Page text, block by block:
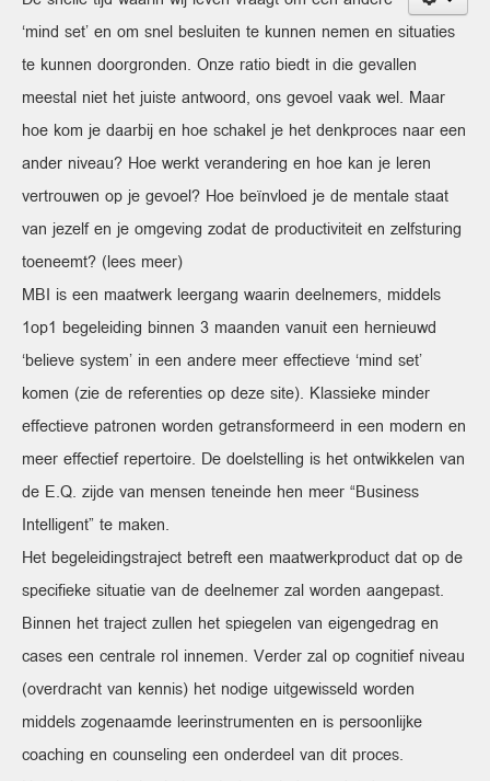
‘mind set’ en om snel besluiten te kunnen nemen en situaties
te kunnen doorgronden. Onze ratio biedt in die gevallen
meestal niet het juiste antwoord, ons gevoel vaak wel. Maar
hoe kom je daarbij en hoe schakel je het denkproces naar een
ander niveau? Hoe werkt verandering en hoe kan je leren
vertrouwen op je gevoel? Hoe beïnvloed je de mentale staat
van jezelf en je omgeving zodat de productiviteit en zelfsturing
toeneemt? (lees meer)
MBI is een maatwerk leergang waarin deelnemers, middels
1op1 begeleiding binnen 3 maanden vanuit een hernieuwd
‘believe system’ in een andere meer effectieve ‘mind set’
komen (zie de referenties op deze site). Klassieke minder
effectieve patronen worden getransformeerd in een modern en
meer effectief repertoire. De doelstelling is het ontwikkelen van
de E.Q. zijde van mensen teneinde hen meer “Business
Intelligent” te maken.
Het begeleidingstraject betreft een maatwerkproduct dat op de
specifieke situatie van de deelnemer zal worden aangepast.
Binnen het traject zullen het spiegelen van eigengedrag en
cases een centrale rol innemen. Verder zal op cognitief niveau
(overdracht van kennis) het nodige uitgewisseld worden
middels zogenaamde leerinstrumenten en is persoonlijke
coaching en counseling een onderdeel van dit proces.